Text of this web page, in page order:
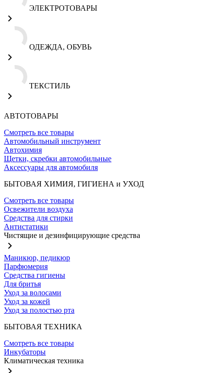
ЭЛЕКТРОТОВАРЫ
ОДЕЖДА, ОБУВЬ
ТЕКСТИЛЬ
АВТОТОВАРЫ
Смотреть все товары
Автомобильный инструмент
Автохимия
Щетки, скребки автомобильные
Аксессуары для автомобиля
БЫТОВАЯ ХИМИЯ, ГИГИЕНА и УХОД
Смотреть все товары
Освежители воздуха
Средства для стирки
Антистатики
Чистящие и дезинфицирующие средства
Маникюр, педикюр
Парфюмерия
Средства гигиены
Для бритья
Уход за волосами
Уход за кожей
Уход за полостью рта
БЫТОВАЯ ТЕХНИКА
Смотреть все товары
Инкубаторы
Климатическая техника